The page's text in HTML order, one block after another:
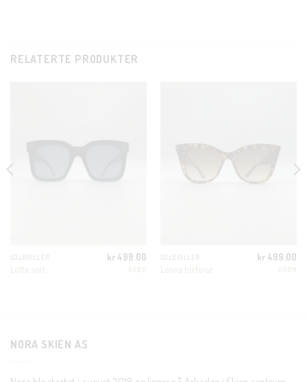
RELATERTE PRODUKTER
SOLBRILLER
Lotte sort
kr499.00 SOLBRILLER
Leona tortoise
kr499.00
NORA SKIEN AS
KUNDEKLUBB